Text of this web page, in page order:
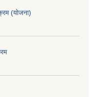
(योजना)